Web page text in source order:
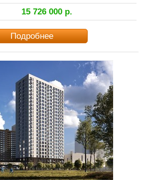
15 726 000р.
Подробнее